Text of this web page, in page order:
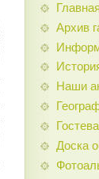
Архив
Наши
Доска